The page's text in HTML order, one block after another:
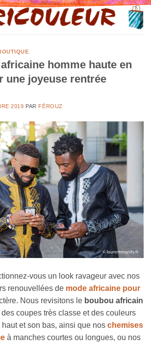
homme haute en
une joyeuse rentrée
2019 PAR FÉROUZ
vous un look ravageur avec nos
renouvellées de mode africaine pour
Nous revisitons le boubou africain
coupes très classe et des couleurs
et son bas, ainsi que nos chemises
à manches courtes ou longues, ou nos